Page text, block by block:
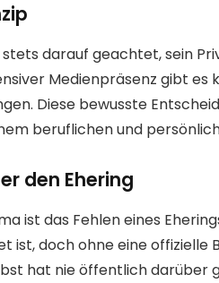
darauf geachtet, sein
Medienpräsenz gibt es
Diese bewusste
beruflichen und
den Ehering
ist das Fehlen eines
ist, doch ohne eine offizielle
hat nie öffentlich darüber